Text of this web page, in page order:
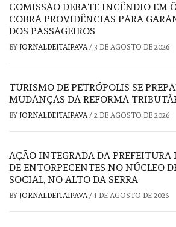
COMISSÃO DEBATE INCÊNDIO EM
COBRA PROVIDÊNCIAS PARA
DOS PASSAGEIROS
BY JORNALDEITAIPAVA / 3 DE AGOSTO DE 2026
TURISMO DE PETRÓPOLIS SE
MUDANÇAS DA REFORMA
BY JORNALDEITAIPAVA / 2 DE AGOSTO DE 2026
AÇÃO INTEGRADA DA PREFEITURA
DE ENTORPECENTES NO NÚCLEO
SOCIAL, NO ALTO DA SERRA
BY JORNALDEITAIPAVA / 1 DE AGOSTO DE 2026